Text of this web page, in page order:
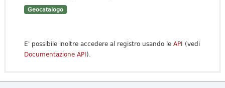
Geocatalogo
E' possibile inoltre accedere al registro usando le API (vedi
Documentazione API).